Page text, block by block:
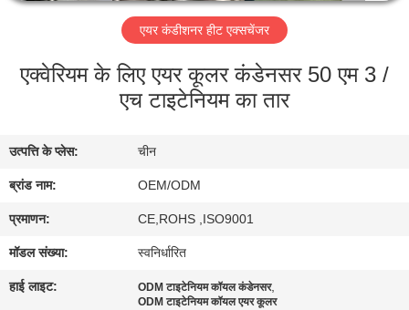
भ्रमण
नियंत्रण
संपर्क
करें
एयर कंडीशनर हीट एक्सचेंजर
एक्वेरियम के लिए एयर कूलर कंडेनसर 50 एम 3 /
एच टाइटेनियम का तार
उत्पत्ति के प्लेस: चीन
ब्रांड नाम: OEM/ODM
प्रमाणन: CE,ROHS ,ISO9001
मॉडल संख्या: स्वनिर्धारित
हाई लाइट: ODM टाइटेनियम कॉयल कंडेनसर,
ODM टाइटेनियम कॉयल एयर कूलर